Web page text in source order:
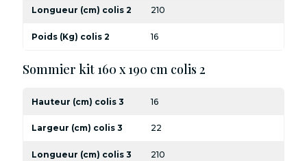
Longueur (cm) colis 2 210
Poids (Kg) colis 2 16
Sommier kit 160 x 190 cm colis 2
Hauteur (cm) colis 3 16
Largeur (cm) colis 3 22
Longueur (cm) colis 3 210